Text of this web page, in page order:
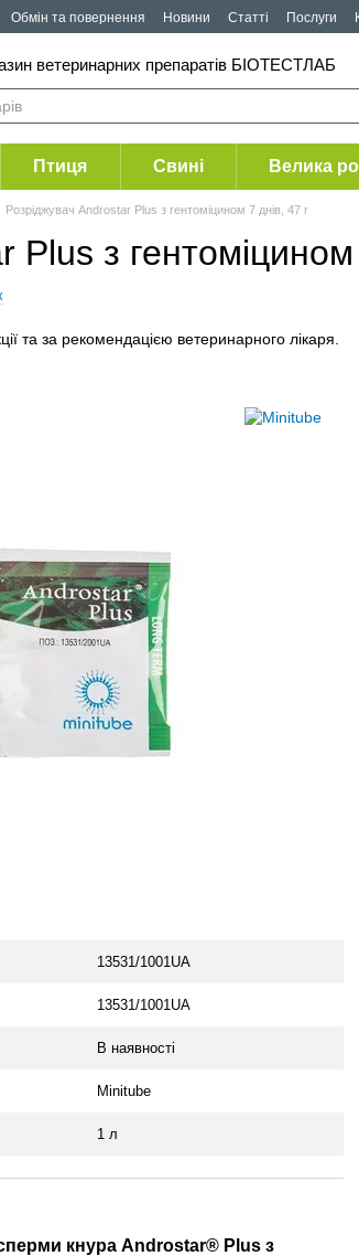
Обмін та повернення Новини Статті Послуги
ветеринарних препаратів БІОТЕСТЛАБ
Птиця Свині Велика
Розріджувач Androstar Plus з гентоміцином 7 днів, 47 г
Plus з гентоміцином
та за рекомендацією ветеринарного лікаря.
13531/1001UA
13531/1001UA
В наявності
Minitube
1 л
кнура Androstar® Plus з